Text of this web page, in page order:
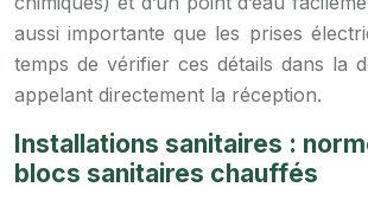
aussi importante que les prises
temps de vérifier ces détails dans la
appelant directement la réception.
Installations sanitaires :
blocs sanitaires chauffés